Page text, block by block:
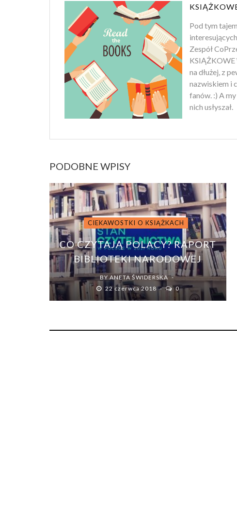
Pod tym
Zespół
KSIĄŻKOWE
na dłużej, z
nazwiskiem i
fanów. :) A
nich usłyszał.
PODOBNE WPISY
CIEKAWOSTKI O KSIĄŻKACH
CO CZYTAJĄ POLACY? RAPORT
BIBLIOTEKI NARODOWEJ
BY ANETA ŚWIDERSKA
22 czerwca 2018
0